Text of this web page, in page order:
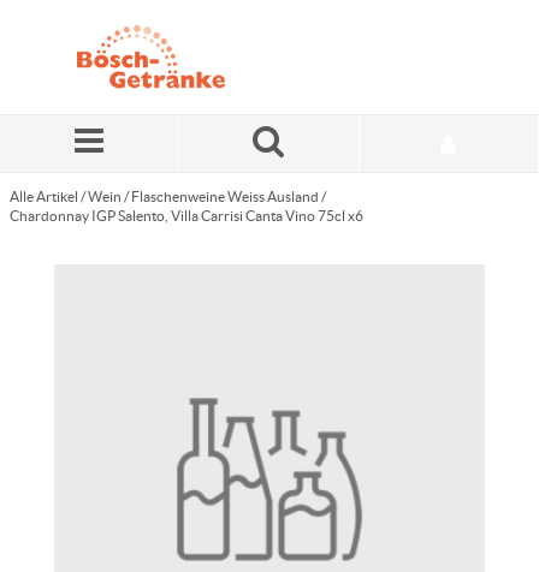
Alle Artikel /Wein / Flaschenweine Weiss Ausland /
Chardonnay IGP Salento, Villa Carrisi Canta Vino 75cl x6